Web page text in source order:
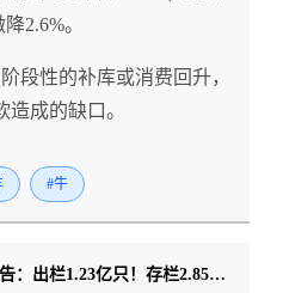
2.6%。
段性的补库或消费回升，
成的缺口。
#牛
2026年上半年中国肉羊产业报告：出栏1.23亿只！存栏2.85亿只！羊肉产量202万吨！进口量...